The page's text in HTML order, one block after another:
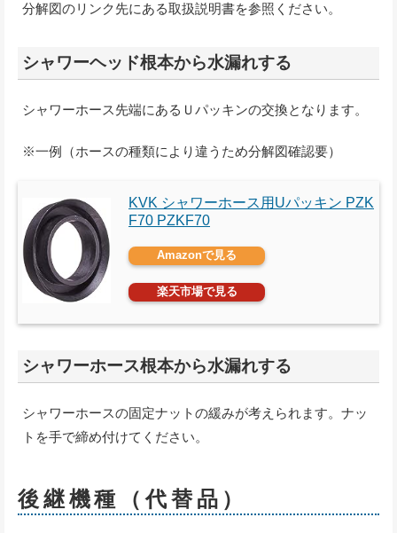
分解図のリンク先にある取扱説明書を参照ください。
シャワーヘッド根本から水漏れする
シャワーホース先端にあるＵパッキンの交換となります。
※一例（ホースの種類により違うため分解図確認要）
KVK シャワーホース用Uパッキン PZK
F70 PZKF70
Amazonで見る
楽天市場で見る
シャワーホース根本から水漏れする
シャワーホースの固定ナットの緩みが考えられます。ナッ
トを手で締め付けてください。
後継機種（代替品）